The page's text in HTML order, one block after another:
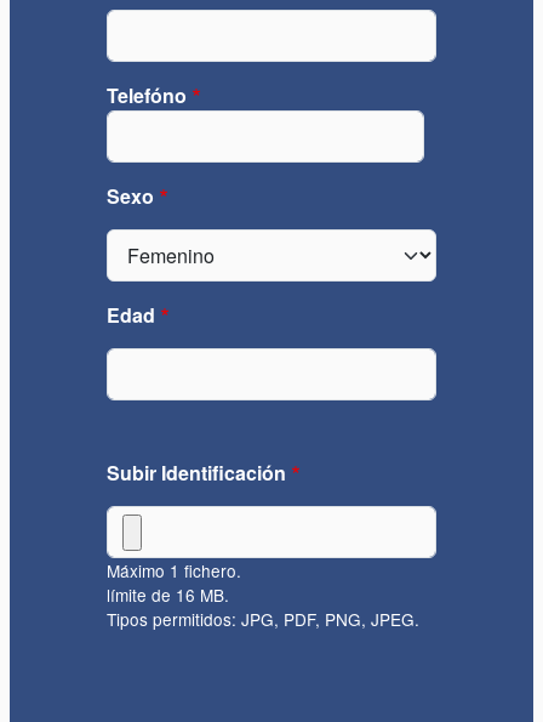
Telefóno
Sexo
Edad
Subir Identificación
Máximo 1 fichero.
límite de 16 MB.
Tipos permitidos: JPG, PDF, PNG, JPEG.